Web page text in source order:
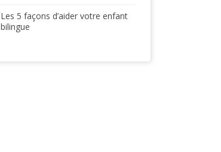
Les 5 façons d’aider votre enfant
bilingue